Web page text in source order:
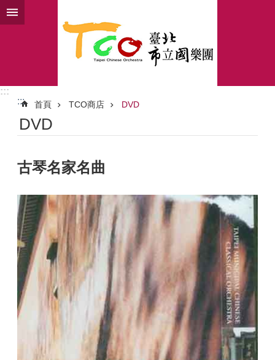
跳到主要內容區塊
:::
:::
首頁 TCO商店 DVD
DVD
古琴名家名曲